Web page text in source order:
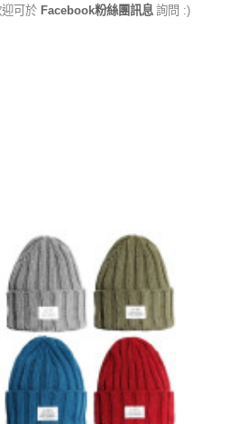
可於 Facebook粉絲團訊息 詢問 :)